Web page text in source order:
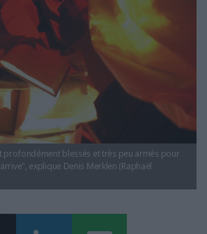
profondément blessés et très peu armés pour
explique Denis Merklen (Raphaël